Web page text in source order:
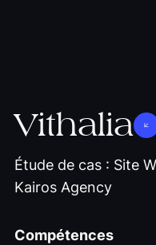
Vithalia
Étude de cas : Site
Kairos Agency
Compétences